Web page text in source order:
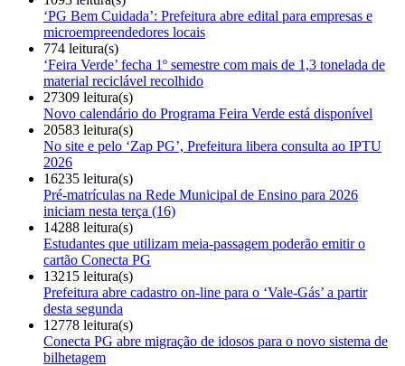
‘PG Bem Cuidada’: Prefeitura abre edital para empresas e
microempreendedores locais
774 leitura(s)
‘Feira Verde’ fecha 1º semestre com mais de 1,3 tonelada de
material reciclável recolhido
27309 leitura(s)
Novo calendário do Programa Feira Verde está disponível
20583 leitura(s)
No site e pelo ‘Zap PG’, Prefeitura libera consulta ao IPTU
2026
16235 leitura(s)
Pré-matrículas na Rede Municipal de Ensino para 2026
iniciam nesta terça (16)
14288 leitura(s)
Estudantes que utilizam meia-passagem poderão emitir o
cartão Conecta PG
13215 leitura(s)
Prefeitura abre cadastro on-line para o ‘Vale-Gás’ a partir
desta segunda
12778 leitura(s)
Conecta PG abre migração de idosos para o novo sistema de
bilhetagem